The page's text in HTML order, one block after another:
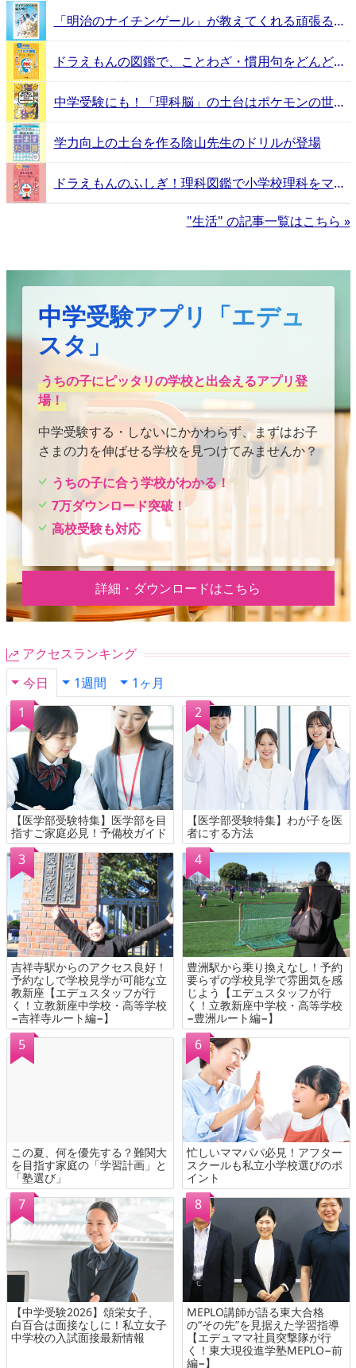
「明治のナイチンゲール」が教えてくれる頑張るヒントとは？
ドラえもんの図鑑で、ことわざ・慣用句をどんどん覚えよう！
中学受験にも！「理科脳」の土台はポケモンの世界にあった
学力向上の土台を作る陰山先生のドリルが登場
ドラえもんのふしぎ！理科図鑑で小学校理科をマスター！
"生活" の記事一覧はこちら »
中学受験アプリ「エデュ
スタ」
うちの子にピッタリの学校と出会えるアプリ登
場！
中学受験する・しないにかかわらず、まずはお子
さまの力を伸ばせる学校を見つけてみませんか？
うちの子に合う学校がわかる！
7万ダウンロード突破！
高校受験も対応
詳細・ダウンロードはこちら
アクセスランキング
今日
1週間 1ヶ月
【医学部受験特集】医学部を目
指すご家庭必見！予備校ガイド
【医学部受験特集】わが子を医
者にする方法
吉祥寺駅からのアクセス良好！
予約なしで学校見学が可能な立
教新座【エデュスタッフが行
く！立教新座中学校・高等学校
−吉祥寺ルート編−】
豊洲駅から乗り換えなし！予約
要らずの学校見学で雰囲気を感
じよう【エデュスタッフが行
く！立教新座中学校・高等学校
−豊洲ルート編−】
この夏、何を優先する？難関大
を目指す家庭の「学習計画」と
「塾選び」
忙しいママパパ必見！アフター
スクールも私立小学校選びのポ
イント
【中学受験2026】頌栄女子、
白百合は面接なしに！私立女子
中学校の入試面接最新情報
MEPLO講師が語る東大合格
の“その先”を見据えた学習指導
【エデュママ社員突撃隊が行
く！東大現役進学塾MEPLO−前
編−】